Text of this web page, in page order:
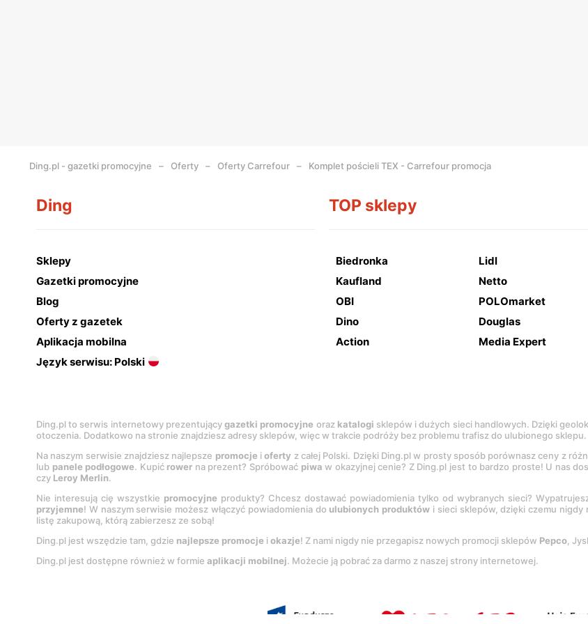
Ding.pl - gazetki promocyjne Oferty Oferty Carrefour Komplet pościeli TEX - Carrefour promocja
Ding
Sklepy
Gazetki promocyjne
Blog
Oferty z gazetek
Aplikacja mobilna
Język serwisu: Polski
TOP sklepy
Biedronka Lidl
Kaufland
Netto
OBI
POLOmarket
Dino
Douglas
Action
Media Expert
Ding.pl to serwis internetowy prezentującygazetki promocyjne oraz katalogi sklepów i dużych sieci handlowych. Dzięki
otoczenia. Dodatkowo na stronie znajdziesz adresy sklepów, więc w trakcie podróży bez problemu trafisz do ulubionego sklepu.
Na naszym serwisie znajdziesz najlepsze promocje ioferty z całej Polski. Dzięki Ding.pl w prosty sposób porównasz ceny z
lub panele podłogowe. Kupić rower na prezent? Spróbować piwa w okazyjnej cenie? Z Ding.pl jest to bardzo proste! U nas
czy Leroy Merlin.
Nie interesują cię wszystkie promocyjne produkty? Chcesz dostawać powiadomienia tylko od wybranych sieci?
przyjemne! W naszym serwisie możesz włączyć powiadomienia do ulubionych produktów i sieci sklepów, dzięki czemu
listę zakupową, którą zabierzesz ze sobą!
Ding.pl jest wszędzie tam, gdzie najlepsze promocje i okazje! Z nami nigdy nie przegapisz nowych promocji sklepów Pepco,
Ding.pl jest dostępne również w formie aplikacji mobilnej. Możecie ją pobrać za darmo z naszej strony internetowej.